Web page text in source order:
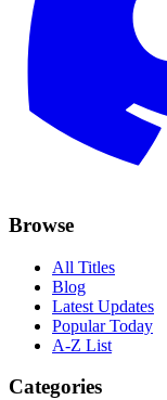
Browse
All Titles
Blog
Latest Updates
Popular Today
A-Z List
Categories